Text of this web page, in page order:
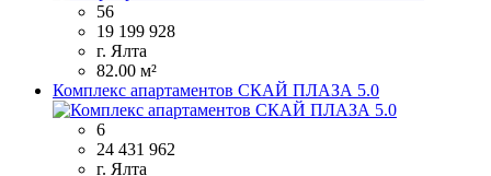
56
19 199 928
г. Ялта
82.00 м²
Комплекс апартаментов СКАЙ ПЛАЗА 5.0
6
24 431 962
г. Ялта